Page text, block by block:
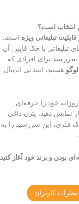
انتخاب است؟
تبلیغاتی ویژه است.
با حک فایبر، آن
برای افرادی که
هستند، انتخابی ایده‌آل
روزانه خود را حرفه‌ای
نمایش دهید. پترن داغی
فلزی، این سررسید را به
بودن و برند خود آغاز کنید
نظرات کاربران